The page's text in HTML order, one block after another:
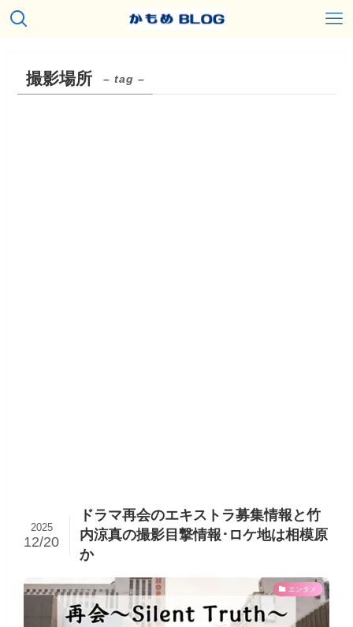
撮影場所 – tag –
ドラマ再会のエキストラ募集情報と竹
内涼真の撮影目撃情報･ロケ地は相模原
か
2025
12/20
エンタメ